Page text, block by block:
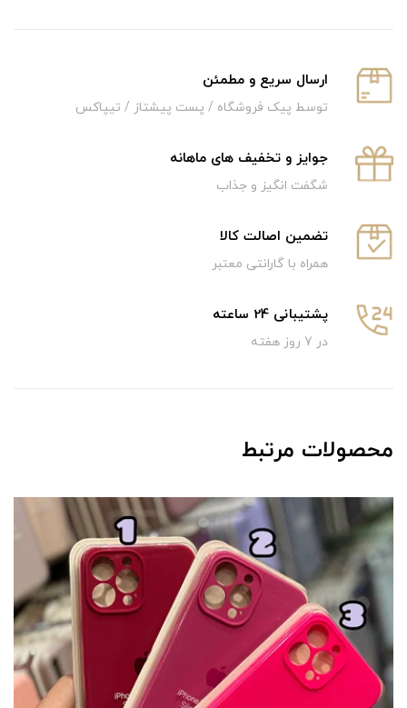
ارسال سریع و‌ مطمئن
توسط پیک فروشگاه / پست پیشتاز / تیپاکس
جوایز و تخفیف های ماهانه
شگفت انگیز و جذاب
تضمین اصالت کالا
همراه با گارانتی معتبر
پشتیبانی 24 ساعته
در 7 روز هفته
محصولات مرتبط